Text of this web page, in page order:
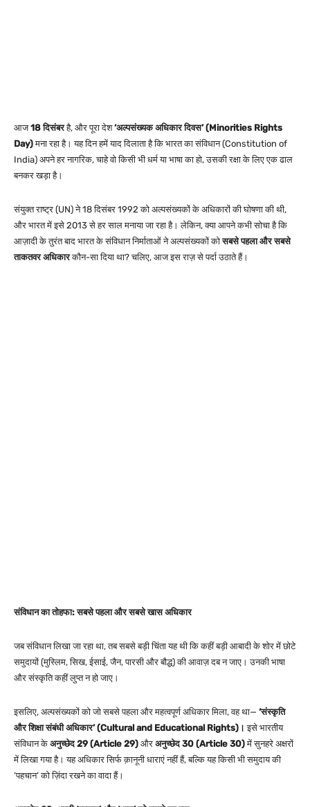
आज18 दिसंबरहै, और पूरा देश‘अल्पसंख्यक अधिकार दिवस’ (Minorities Rights
Day)मना रहा है। यह दिन हमें याद दिलाता है कि भारत का संविधान (Constitution of
India) अपने हर नागरिक, चाहे वो किसी भी धर्म या भाषा का हो, उसकी रक्षा के लिए एक ढाल
बनकर खड़ा है।
संयुक्त राष्ट्र (UN) ने 18 दिसंबर 1992 को अल्पसंख्यकों के अधिकारों की घोषणा की थी,
और भारत में इसे 2013 से हर साल मनाया जा रहा है। लेकिन, क्या आपने कभी सोचा है कि
आज़ादी के तुरंत बाद भारत के संविधान निर्माताओं ने अल्पसंख्यकों कोसबसे पहला और सबसे
ताकतवर अधिकारकौन-सा दिया था? चलिए, आज इस राज़ से पर्दा उठाते हैं।
संविधान का तोहफा: सबसे पहला और सबसे खास अधिकार
जब संविधान लिखा जा रहा था, तब सबसे बड़ी चिंता यह थी कि कहीं बड़ी आबादी के शोर में छोटे
समुदायों (मुस्लिम, सिख, ईसाई, जैन, पारसी और बौद्ध) की आवाज़ दब न जाए। उनकी भाषा
और संस्कृति कहीं लुप्त न हो जाए।
इसलिए, अल्पसंख्यकों को जो सबसे पहला और महत्वपूर्ण अधिकार मिला, वह था— ‘संस्कृति
और शिक्षा संबंधी अधिकार’ (Cultural and Educational Rights)। इसे भारतीय
संविधान के अनुच्छेद 29 (Article 29) और अनुच्छेद 30 (Article 30)में सुनहरे अक्षरों
में लिखा गया है। यह अधिकार सिर्फ क़ानूनी धाराएं नहीं हैं, बल्कि यह किसी भी समुदाय की
‘पहचान’ को ज़िंदा रखने का वादा हैं।